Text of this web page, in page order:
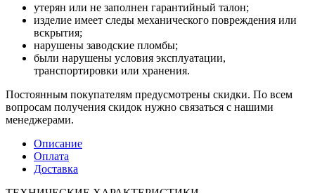
утерян или не заполнен гарантийный талон;
изделие имеет следы механического повреждения или
вскрытия;
нарушены заводские пломбы;
были нарушены условия эксплуатации,
транспортировки или хранения.
Постоянным покупателям предусмотрены скидки. По всем
вопросам получения скидок нужно связаться с нашими
менеджерами.
Описание
Оплата
Доставка